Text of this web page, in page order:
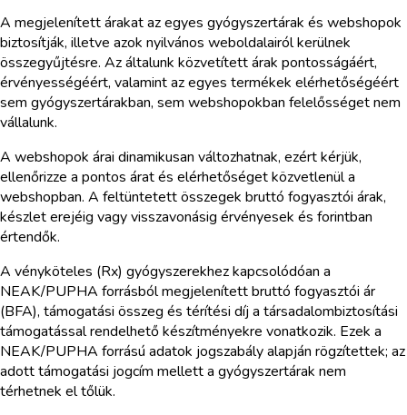
A megjelenített árakat az egyes gyógyszertárak és webshopok
biztosítják, illetve azok nyilvános weboldalairól kerülnek
összegyűjtésre. Az általunk közvetített árak pontosságáért,
érvényességéért, valamint az egyes termékek elérhetőségéért
sem gyógyszertárakban, sem webshopokban felelősséget nem
vállalunk.
A webshopok árai dinamikusan változhatnak, ezért kérjük,
ellenőrizze a pontos árat és elérhetőséget közvetlenül a
webshopban. A feltüntetett összegek bruttó fogyasztói árak,
készlet erejéig vagy visszavonásig érvényesek és forintban
értendők.
A vényköteles (Rx) gyógyszerekhez kapcsolódóan a
NEAK/PUPHA forrásból megjelenített bruttó fogyasztói ár
(BFA), támogatási összeg és térítési díj a társadalombiztosítási
támogatással rendelhető készítményekre vonatkozik. Ezek a
NEAK/PUPHA forrású adatok jogszabály alapján rögzítettek; az
adott támogatási jogcím mellett a gyógyszertárak nem
térhetnek el tőlük.